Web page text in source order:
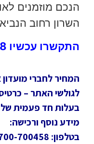
הנכם מוזמנים
השרון רחוב
התקשרו עכשיו 1700-700-458
המחיר לחברי מועדון
לגולשי האתר –
בעלות חד פעמית של 5 ש”ח
מידע נוסף ורכישה:
בטלפון: 1700-700458